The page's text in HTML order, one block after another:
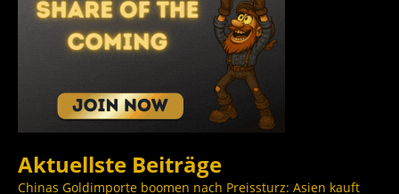
Aktuellste Beiträge
Chinas Goldimporte boomen nach Preissturz: Asien kauft